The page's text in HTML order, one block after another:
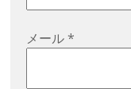
メール*